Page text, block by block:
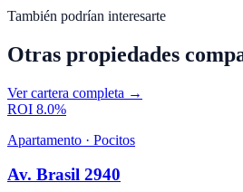
También podrían interesarte
Otras propiedades
Ver cartera completa →
ROI 8.0%
Apartamento · Pocitos
Av. Brasil 2940